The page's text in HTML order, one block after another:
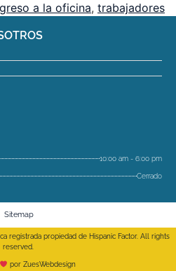
a la oficina, trabajadores
10:00 am - 6:00 pm
Cerrado
Sitemap
registrada propiedad de Hispanic Factor. All rights
reserved.
por ZuesWebdesign